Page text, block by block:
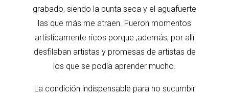
grabado, siendo la punta seca y el aguafuerte
las que más me atraen. Fueron momentos
artísticamente ricos porque ,además, por allí
desfilaban artistas y promesas de artistas de
los que se podía aprender mucho.
La condición indispensable para no sucumbir